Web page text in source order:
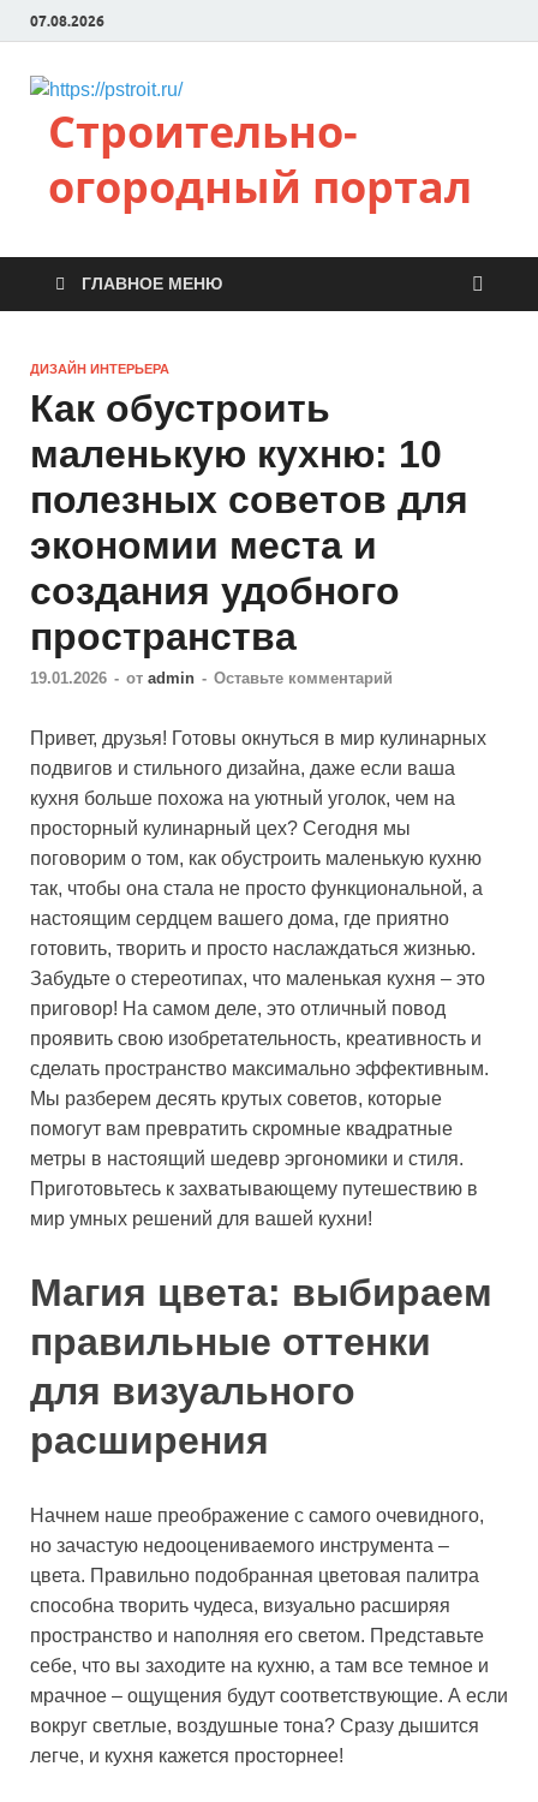
07.08.2026
Строительно-
огородный портал
ГЛАВНОЕ МЕНЮ
ДИЗАЙН ИНТЕРЬЕРА
Как обустроить
маленькую кухню: 10
полезных советов для
экономии места и
создания удобного
пространства
19.01.2026 - от admin - Оставьте комментарий
Привет, друзья! Готовы окнуться в мир кулинарных
подвигов и стильного дизайна, даже если ваша
кухня больше похожа на уютный уголок, чем на
просторный кулинарный цех? Сегодня мы
поговорим о том, как обустроить маленькую кухню
так, чтобы она стала не просто функциональной, а
настоящим сердцем вашего дома, где приятно
готовить, творить и просто наслаждаться жизнью.
Забудьте о стереотипах, что маленькая кухня – это
приговор! На самом деле, это отличный повод
проявить свою изобретательность, креативность и
сделать пространство максимально эффективным.
Мы разберем десять крутых советов, которые
помогут вам превратить скромные квадратные
метры в настоящий шедевр эргономики и стиля.
Приготовьтесь к захватывающему путешествию в
мир умных решений для вашей кухни!
Магия цвета: выбираем
правильные оттенки
для визуального
расширения
Начнем наше преображение с самого очевидного,
но зачастую недооцениваемого инструмента –
цвета. Правильно подобранная цветовая палитра
способна творить чудеса, визуально расширяя
пространство и наполняя его светом. Представьте
себе, что вы заходите на кухню, а там все темное и
мрачное – ощущения будут соответствующие. А если
вокруг светлые, воздушные тона? Сразу дышится
легче, и кухня кажется просторнее!